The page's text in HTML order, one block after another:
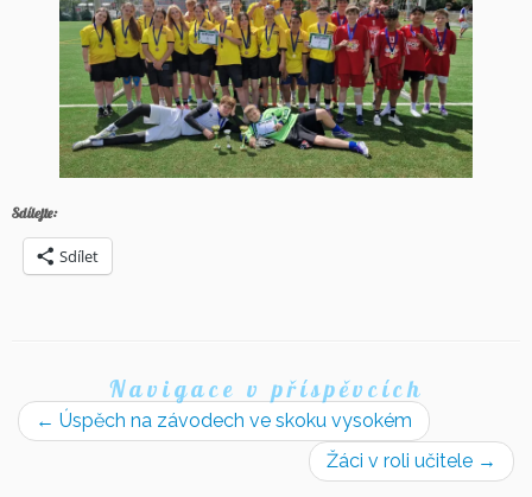
Sdílejte:
Sdílet
Navigace v příspěvcích
← Úspěch na závodech ve skoku vysokém
Žáci v roli učitele →